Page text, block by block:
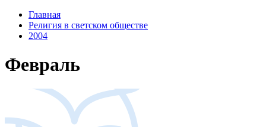
Главная
Религия в светском обществе
2004
Февраль